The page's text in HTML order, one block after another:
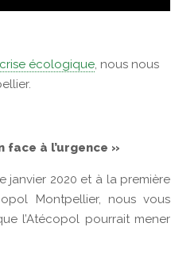
écologique, nous nous
à l’urgence »
janvier 2020 et à la première
Montpellier, nous vous
l’Atécopol pourrait mener